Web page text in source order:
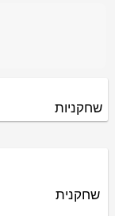
שחקניות
שחקנית